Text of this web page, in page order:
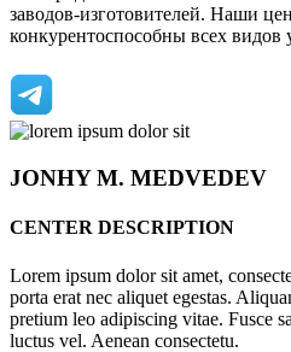
заводов-изготовителей. Наши
конкурентоспособны всех видов
JONHYM. MEDVEDEV
CENTER DESCRIPTION
Lorem ipsum dolor sit amet,
porta erat nec aliquet egestas.
pretium leo adipiscing vitae. Fusce
luctus vel. Aenean consectetu.